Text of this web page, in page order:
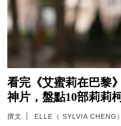
看完《艾蜜莉在巴黎
神片，盤點10部莉莉
撰文 ELLE（ SYLVIA CHENG）